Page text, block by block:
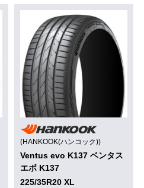
(HANKOOK(ハンコック))
Ventus evo K137 ベンタス
エボ K137
225/35R20 XL